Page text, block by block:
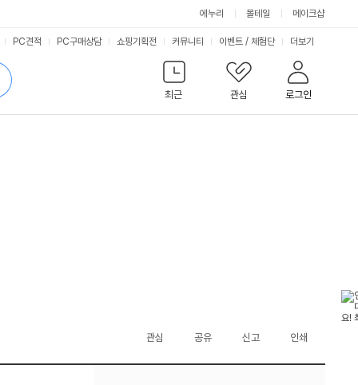
에누리 몰테일 메이크샵
최근
관심 로그인
PC견적 PC구매상담 쇼핑기획전 커뮤니티 이벤트 / 체험단 서
비
스
더보기
관심 공유 신고 인쇄